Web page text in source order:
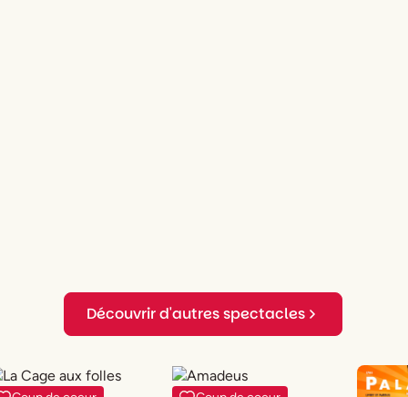
Découvrir d'autres spectacles